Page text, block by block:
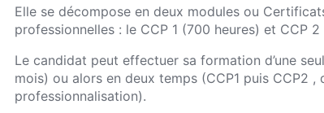
Elle se décompose en deux modules ou
professionnelles : le CCP 1 (700 heures) et CCP 2
Le candidat peut effectuer sa formation d’une
mois) ou alors en deux temps (CCP1 puis CCP2
professionnalisation).